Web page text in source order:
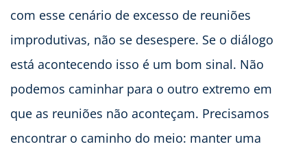
com esse cenário de excesso de reuniões
improdutivas, não se desespere. Se o diálogo
está acontecendo isso é um bom sinal. Não
podemos caminhar para o outro extremo em
que as reuniões não aconteçam. Precisamos
encontrar o caminho do meio: manter uma